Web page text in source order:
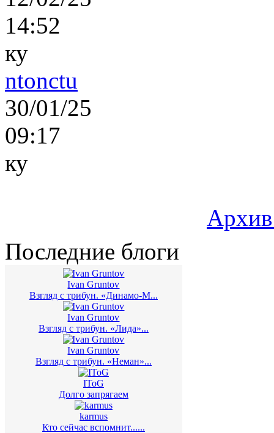
14:52
ку
ntonctu
30/01/25
09:17
ку
Последние блоги
Ivan Gruntov
Взгляд с трибун. «Динамо-М...
Ivan Gruntov
Взгляд с трибун. «Лида»...
Ivan Gruntov
Взгляд с трибун. «Неман»...
IToG
Долго запрягаем
karmus
Кто сейчас вспомнит......